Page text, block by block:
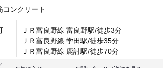
コンクリート
ＪＲ富良野線 富良野駅/徒歩3分
ＪＲ富良野線 学田駅/徒歩35分
ＪＲ富良野線 鹿討駅/徒歩70分